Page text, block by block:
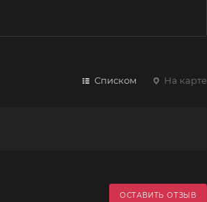
Списком На карте
ОСТАВИТЬ ОТЗЫВ